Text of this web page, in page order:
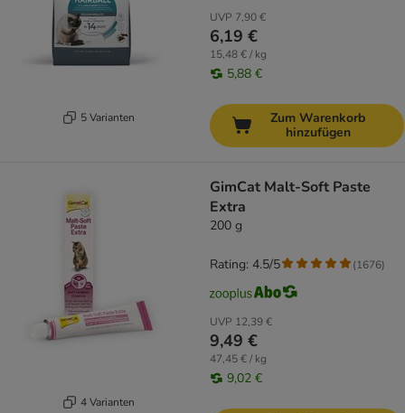
5 Varianten
UVP 7,90 €
6,19 €
15,48 € / kg
5,88 €
Zum Warenkorb
hinzufügen
4 Varianten
GimCat Malt-Soft Paste
Extra
200 g
UVP 12,39 €
9,49 €
47,45 € / kg
9,02 €
Rating: 4.5/5 (1676)